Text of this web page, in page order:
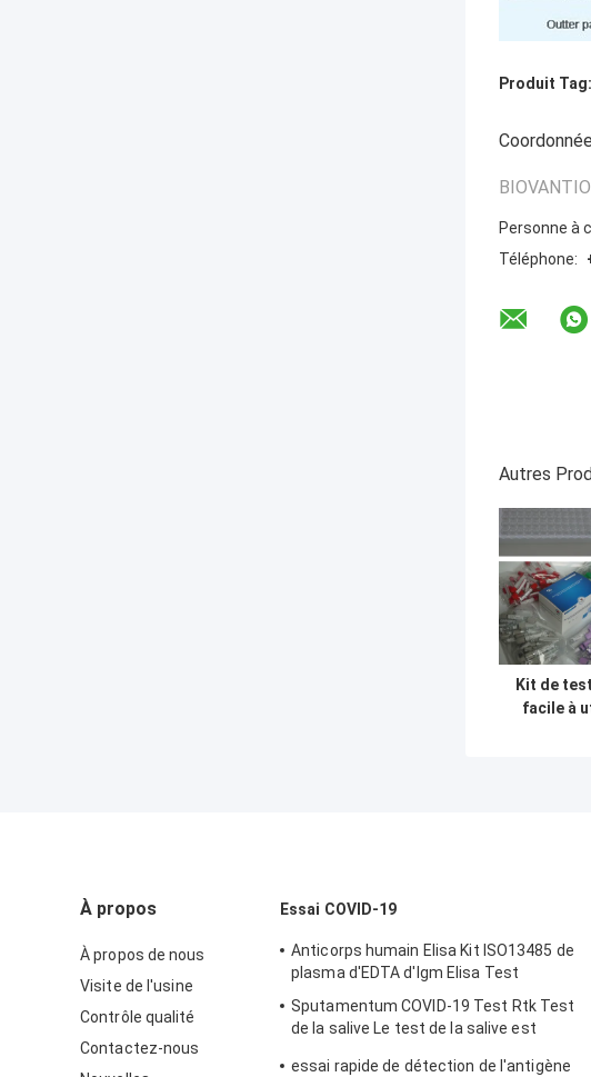
Produit Tag:
Personne à
Téléphone:
Autres
Kit de
facile à
À propos
À propos de nous
Visite de l'usine
Contrôle qualité
Contactez-nous
Essai COVID-19
Anticorps humain Elisa Kit ISO13485 de
plasma d'EDTA d'Igm Elisa Test
Sputamentum COVID-19 Test Rtk Test
de la salive Le test de la salive est
essai rapide de détection de l'antigène